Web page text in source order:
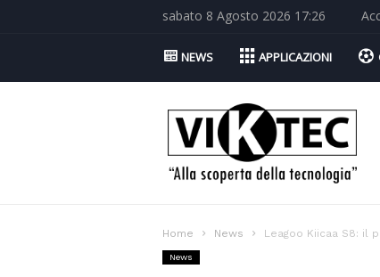
sabato 8 Agosto 2026 17:26
NEWS APPLICAZIONI
Viktec.net
Home News Leagoo Kiicaa S8: il
News